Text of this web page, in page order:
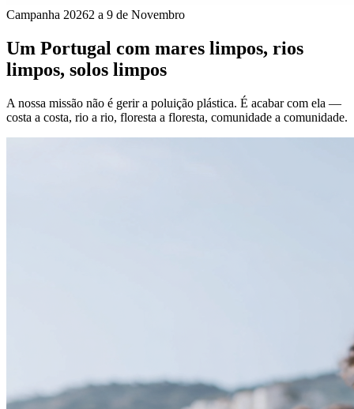
Campanha 20262 a 9 de Novembro
Um Portugal com mares limpos, rios
limpos, solos limpos
A nossa missão não é gerir a poluição plástica. É acabar com ela —
costa a costa, rio a rio, floresta a floresta, comunidade a comunidade.